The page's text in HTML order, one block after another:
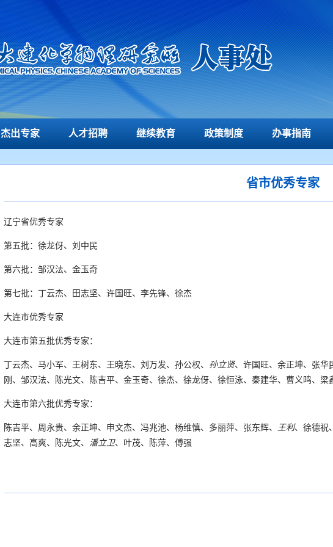
杰出专家 人才招聘 继续教育 政策制度 办事指南
省市优秀专家
辽宁省优秀专家
第五批： 徐龙伢、刘中民
第六批： 邹汉法、金玉奇
第七批： 丁云杰、田志坚、许国旺、李先锋、徐杰
大连市优秀专家
大连市第五批优秀专家：
丁云杰、马小军、王树东、王晓东、刘万发、孙公权、 孙立贤、许国旺、余正坤、张华
刚、邹汉法、陈光文、陈吉平、金玉奇、徐杰、徐龙伢、徐恒泳、秦建华、曹义鸣、梁
大连市第六批优秀专家：
陈吉平、周永贵、余正坤、申文杰、冯兆池、杨维慎、多丽萍、张东辉、 王利、徐德祝
志坚、高爽、陈光文、 潘立卫、叶茂、陈萍、傅强